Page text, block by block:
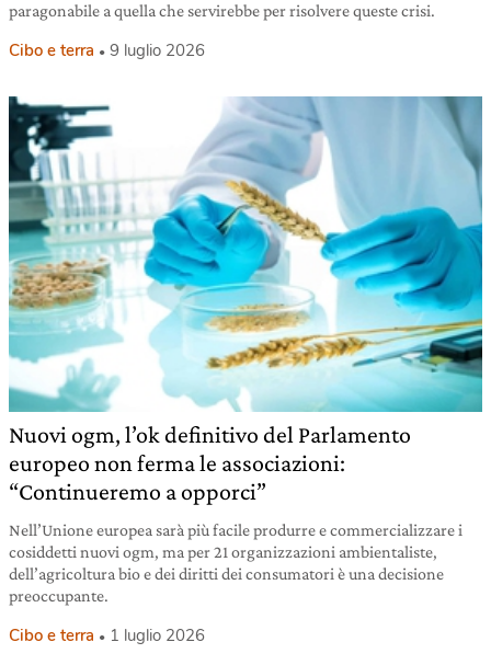
paragonabile a quella che servirebbe per risolvere queste crisi.
Cibo e terra 9 luglio 2026
Nuovi ogm, l’ok definitivo del Parlamento
europeo non ferma le associazioni:
“Continueremo a opporci”
Nell’Unione europea sarà più facile produrre e commercializzare i
cosiddetti nuovi ogm, ma per 21 organizzazioni ambientaliste,
dell’agricoltura bio e dei diritti dei consumatori è una decisione
preoccupante.
Cibo e terra 1 luglio 2026